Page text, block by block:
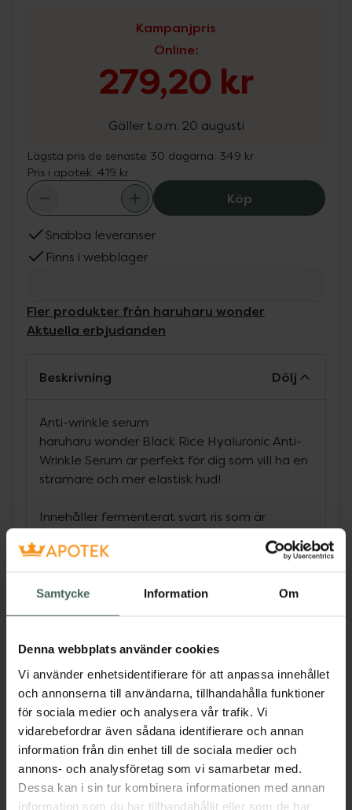
Samtycke Information Om
Denna webbplats använder cookies
Vi använder enhetsidentifierare för att anpassa innehållet
och annonserna till användarna, tillhandahålla funktioner
för sociala medier och analysera vår trafik. Vi
vidarebefordrar även sådana identifierare och annan
information från din enhet till de sociala medier och
annons- och analysföretag som vi samarbetar med.
Dessa kan i sin tur kombinera informationen med annan
information som du har tillhandahållit eller som de har
Kampanjpris
Online:
279,20 kr
Gäller t.o.m. 20 augusti
Lägsta pris de senaste 30 dagarna: 349 kr
Pris i apotek: 419 kr
Köpharuharu
Snabba leveranser
Finns i webblager
Fler produkter från haruharu wonder
Aktuella erbjudanden
Beskrivning Dölj
Anti-wrinkle serum
haruharu wonder Black Rice Hyaluronic Anti-
Wrinkle Serum är perfekt för dig som vill ha en
stramare och mer elastisk hud!
Innehåller fermenterat svart ris som är
högkoncentrerade polyfenoler och
flavonoidpigment som skyddar huden från fria
radikaler.
hyaluronsyra återställer hudens optimala
fuktbalans och får en vacker lyster.
Vår unika fermenteringsformel förvandlar
råvaror till en mer flexibel konfiguration som
huden kan absorbera. Vi har utvecklat en
formel som inriktar sig på kraftfull absorption
genom att använda patenterad Ultra Deep
Technology - designad för att leverera aktiva